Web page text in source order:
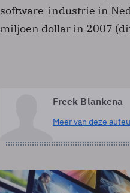
software-industrie in
miljoen dollar in 2007
Freek Blankena
Meer van deze